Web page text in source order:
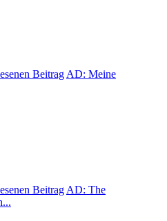
AD: Meine
AD: The